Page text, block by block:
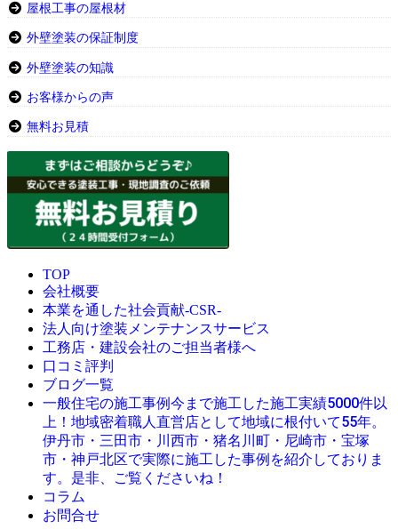
屋根工事の屋根材
外壁塗装の保証制度
外壁塗装の知識
お客様からの声
無料お見積
TOP
会社概要
本業を通した社会貢献-CSR-
法人向け塗装メンテナンスサービス
工務店・建設会社のご担当者様へ
口コミ評判
ブログ一覧
一般住宅の施工事例今まで施工した施工実績5000件以
上！地域密着職人直営店として地域に根付いて55年。
伊丹市・三田市・川西市・猪名川町・尼崎市・宝塚
市・神戸北区で実際に施工した事例を紹介しておりま
す。是非、ご覧くださいね！
コラム
お問合せ